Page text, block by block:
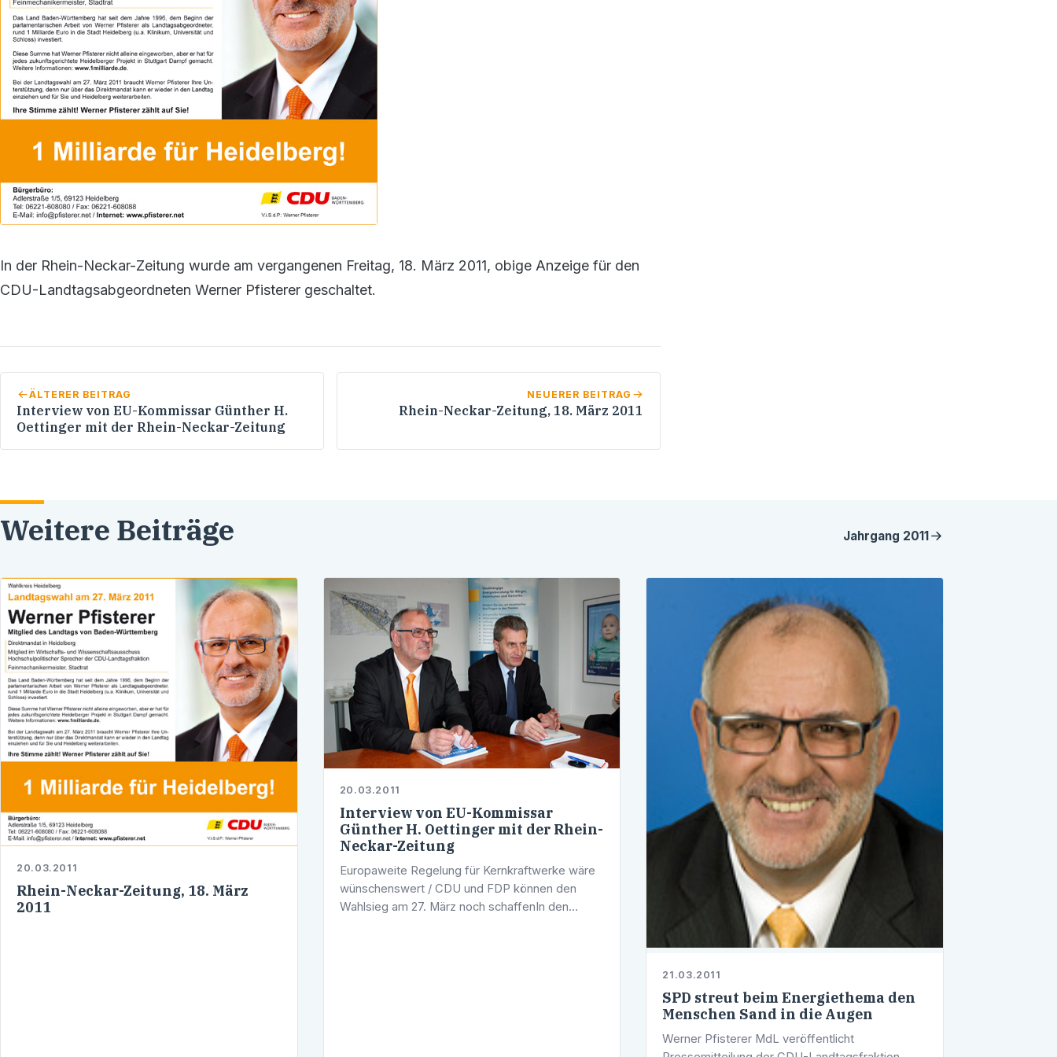
In der Rhein-Neckar-Zeitung wurde am vergangenen Freitag, 18. März 2011, obige Anzeige für den
CDU-Landtagsabgeordneten Werner Pfisterer geschaltet.
ÄLTERER BEITRAG
Interview von EU-Kommissar Günther H.
Oettinger mit der Rhein-Neckar-Zeitung
NEUERER BEITRAG
Rhein-Neckar-Zeitung, 18. März 2011
Weitere Beiträge Jahrgang 2011
20.03.2011
Rhein-Neckar-Zeitung, 18. März
2011
20.03.2011
Interview von EU-Kommissar
Günther H. Oettinger mit der Rhein-
Neckar-Zeitung
Europaweite Regelung für Kernkraftwerke wäre
wünschenswert / CDU und FDP können den
Wahlsieg am 27. März noch schaffenIn den
21.03.2011
SPD streut beim Energiethema den
Menschen Sand in die Augen
Werner Pfisterer MdL veröffentlicht